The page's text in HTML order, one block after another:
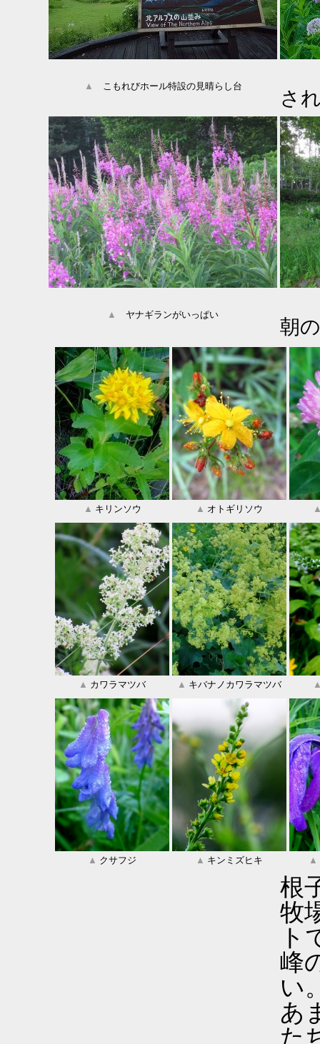
▲ こもれびホール特設の見晴らし台
さ
▲ ヤナギランがいっぱい
朝
▲ キリンソウ ▲ オトギリソウ
▲ カワラマツバ ▲ キバナノカワラマツバ
▲ クサフジ ▲ キンミズヒキ ▲
根
牧
ト
峰
い
あ
た